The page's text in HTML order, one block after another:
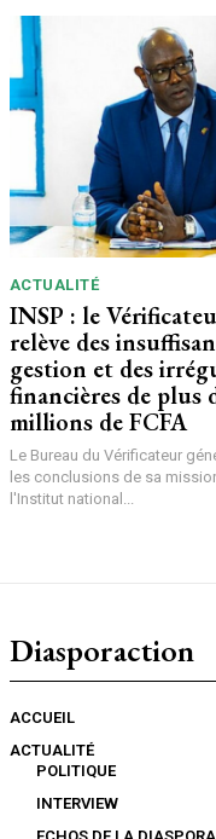
CHOISIR LE FORFAIT
ACTUALITÉ
INSP : le
relève des
gestion et des
financières de plus
millions de FCFA
Le Bureau du Vérificateur
les conclusions de sa
l'Institut national...
Diasporaction
ACCUEIL
ACTUALITÉ
POLITIQUE
INTERVIEW